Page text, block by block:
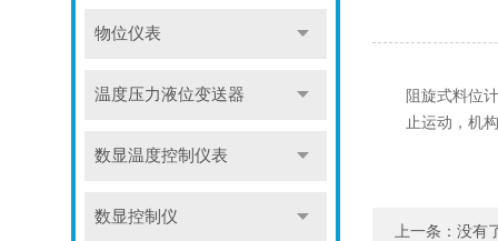
物位仪表
温度压力液位变送器
数显温度控制仪表
数显控制仪
阻旋式料位
止运动，机
上一条：没有